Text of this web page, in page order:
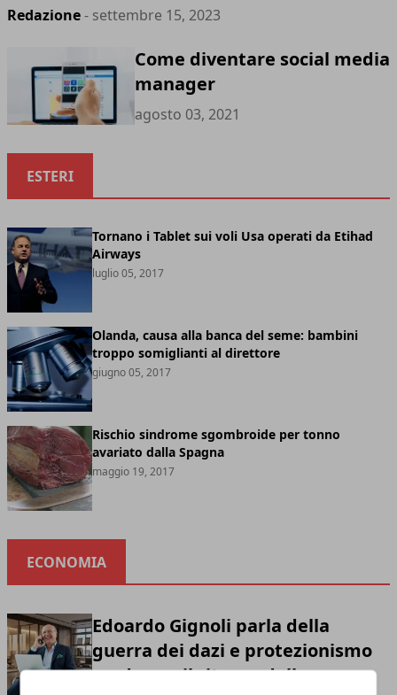
Redazione- settembre 15, 2023
Come diventare social media
manager
agosto 03, 2021
ESTERI
Tornano i Tablet sui voli Usa operati da Etihad
Airways
luglio 05, 2017
Olanda, causa alla banca del seme: bambini
troppo somiglianti al direttore
giugno 05, 2017
Rischio sindrome sgombroide per tonno
avariato dalla Spagna
maggio 19, 2017
ECONOMIA
Edoardo Gignoli parla della
guerra dei dazi e protezionismo
moderno: il ritorno della